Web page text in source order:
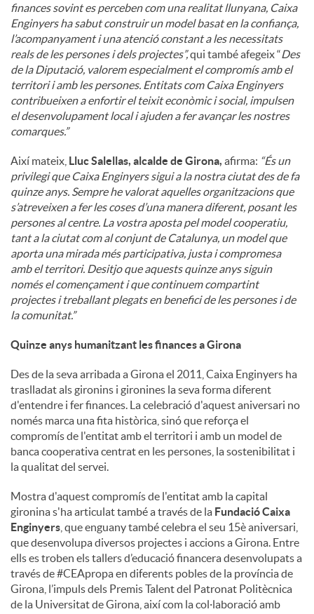
finances sovint es perceben com una realitat llunyana, Caixa
Enginyers ha sabut construir un model basat en la confiança,
l’acompanyament i una atenció constant a les necessitats
reals de les persones i dels projectes”,qui també afegeix “Des
de la Diputació, valorem especialment el compromís amb el
territori i amb les persones. Entitats com Caixa Enginyers
contribueixen a enfortir el teixit econòmic i social, impulsen
el desenvolupament local i ajuden a fer avançar les nostres
comarques.”
Així mateix, Lluc Salellas, alcalde de Girona, afirma: “És un
privilegi que Caixa Enginyers sigui a la nostra ciutat des de fa
quinze anys. Sempre he valorat aquelles organitzacions que
s’atreveixen a fer les coses d’una manera diferent, posant les
persones al centre. La vostra aposta pel model cooperatiu,
tant a la ciutat com al conjunt de Catalunya, un model que
aporta una mirada més participativa, justa i compromesa
amb el territori. Desitjo que aquests quinze anys siguin
només el començament i que continuem compartint
projectes i treballant plegats en benefici de les persones i de
la comunitat.”
Quinze anys humanitzant les finances a Girona
Des de la seva arribada a Girona el 2011, Caixa Enginyers ha
traslladat als gironins i gironines la seva forma diferent
d'entendre i fer finances. La celebració d'aquest aniversari no
només marca una fita històrica, sinó que reforça el
compromís de l'entitat amb el territori i amb un model de
banca cooperativa centrat en les persones, la sostenibilitat i
la qualitat del servei.
Mostra d'aquest compromís de l'entitat amb la capital
gironina s'ha articulat també a través de la Fundació Caixa
Enginyers , que enguany també celebra el seu 15è aniversari,
que desenvolupa diversos projectes i accions a Girona. Entre
ells es troben els tallers d’educació financera desenvolupats a
través de #CEApropa en diferents pobles de la província de
Girona, l’impuls dels Premis Talent del Patronat Politècnica
de la Universitat de Girona, així com la col·laboració amb